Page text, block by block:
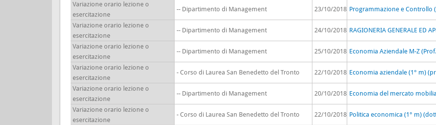
Variazione orario lezione o
esercitazione
-- Dipartimento di Management 23/10/2018 Programmazione e Controllo
Variazione orario lezione o
esercitazione
-- Dipartimento di Management 24/10/2018 RAGIONERIA GENERALE ED
Variazione orario lezione o
esercitazione
-- Dipartimento di Management 25/10/2018 Economia Aziendale M-Z
Variazione orario lezione o
esercitazione
- Corso di Laurea San Benedetto del Tronto 22/10/2018 Economia aziendale (1° m)
Variazione orario lezione o
esercitazione
-- Dipartimento di Management 20/10/2018 Economia del mercato
Variazione orario lezione o
esercitazione
- Corso di Laurea San Benedetto del Tronto 22/10/2018 Politica economica (1° m)